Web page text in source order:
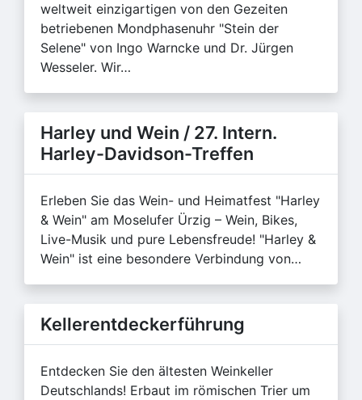
weltweit einzigartigen von den Gezeiten
betriebenen Mondphasenuhr "Stein der
Selene" von Ingo Warncke und Dr. Jürgen
Wesseler. Wir…
Harley und Wein / 27. Intern.
Harley-Davidson-Treffen
Erleben Sie das Wein- und Heimatfest "Harley
& Wein" am Moselufer Ürzig – Wein, Bikes,
Live-Musik und pure Lebensfreude! "Harley &
Wein" ist eine besondere Verbindung von…
Kellerentdeckerführung
Entdecken Sie den ältesten Weinkeller
Deutschlands! Erbaut im römischen Trier um